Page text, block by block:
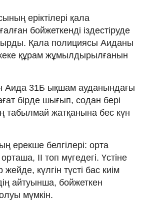
еріктілері қала
бойжеткенді іздестіруде
Қала полициясы Аиданы
құрам жұмылдырылғанын
Аида 31Б ықшам ауданындағы
бірде шығып, содан бері
табылмай жатқанына бес күн
ерекше белгілері: орта
II топ мүгедегі. Үстіне
жейде, күлгін түсті бас киім
айтуынша, бойжеткен
мүмкін.